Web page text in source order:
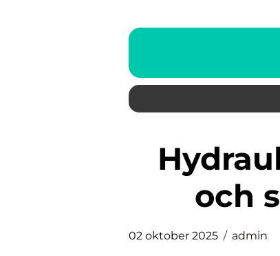
Hydraulslang: Funktion, val
och
02 oktober 2025 admin